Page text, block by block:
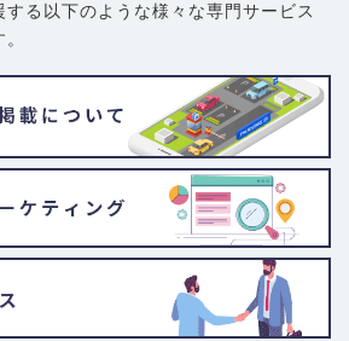
する以下のような様々な専門サービス